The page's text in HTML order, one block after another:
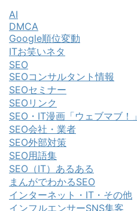
AI
DMCA
Google順位変動
ITお笑いネタ
SEO
SEOコンサルタント情報
SEOセミナー
SEOリンク
SEO・IT漫画「ウェブマブ！」
SEO会社・業者
SEO外部対策
SEO用語集
SEO（IT）あるある
まんがでわかるSEO
インターネット・IT・その他
インフルエンサーSNS集客